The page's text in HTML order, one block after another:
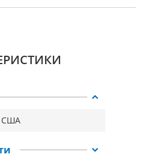
США